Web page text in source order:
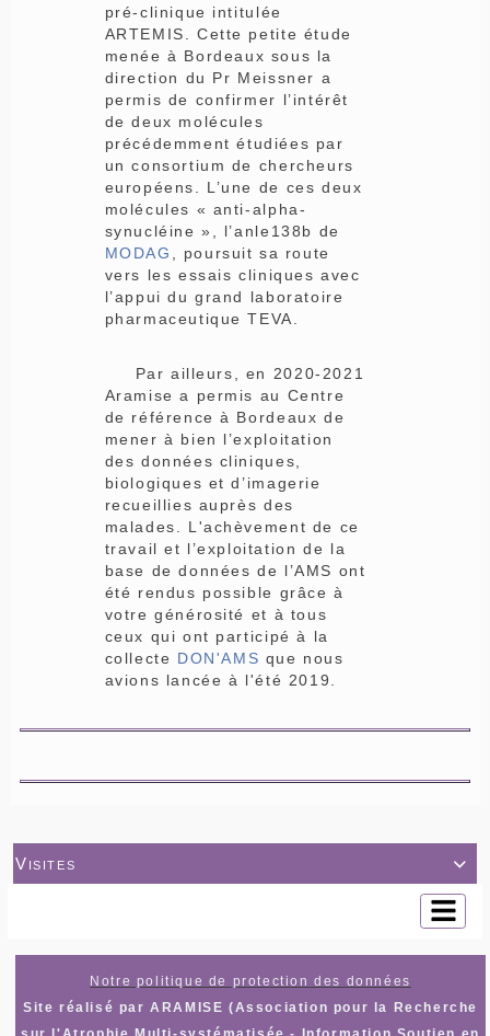
pré-clinique intitulée
ARTEMIS. Cette petite étude
menée à Bordeaux sous la
direction du Pr Meissner a
permis de confirmer l’intérêt
de deux molécules
précédemment étudiées par
un consortium de chercheurs
européens. L’une de ces deux
molécules « anti-alpha-
synucléine », l’anle138b de
MODAG
, poursuit sa route
vers les essais cliniques avec
l’appui du grand laboratoire
pharmaceutique TEVA.
Par ailleurs, en 2020-2021
Aramise a permis au Centre
de référence à Bordeaux de
mener à bien l’exploitation
des données cliniques,
biologiques et d’imagerie
recueillies auprès des
malades. L'achèvement de ce
travail et l’exploitation de la
base de données de l’AMS ont
été rendus possible grâce à
votre générosité et à tous
ceux qui ont participé à la
collecte DON'AMS que nous
avions lancée à l'été 2019.

Visites
Notre politique de protection des données
Site réalisé par ARAMISE (Association pour la Recherche